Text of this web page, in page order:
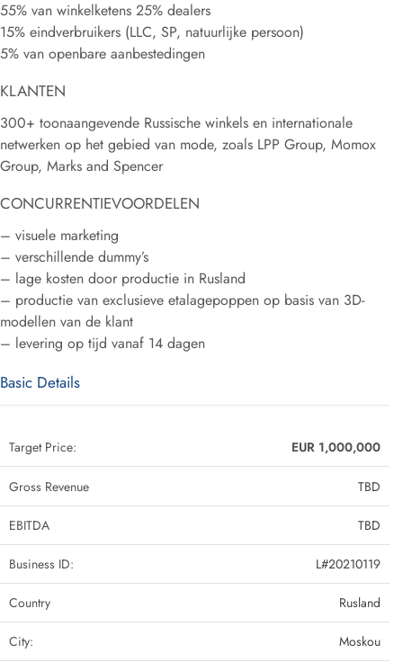
55% van winkelketens 25% dealers
15% eindverbruikers (LLC, SP, natuurlijke persoon)
5% van openbare aanbestedingen
KLANTEN
300+ toonaangevende Russische winkels en internationale
netwerken op het gebied van mode, zoals LPP Group, Momox
Group, Marks and Spencer
CONCURRENTIEVOORDELEN
– visuele marketing
– verschillende dummy’s
– lage kosten door productie in Rusland
– productie van exclusieve etalagepoppen op basis van 3D-
modellen van de klant
– levering op tijd vanaf 14 dagen
Basic Details
Target Price: EUR 1,000,000
Gross Revenue TBD
EBITDA TBD
Business ID: L#20210119
Country Rusland
City: Moskou